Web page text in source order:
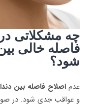
چه مشکلاتی
فاصله خالی
شود؟
عدم اصلاح فاصله بین
و عواقب جدی شود. در